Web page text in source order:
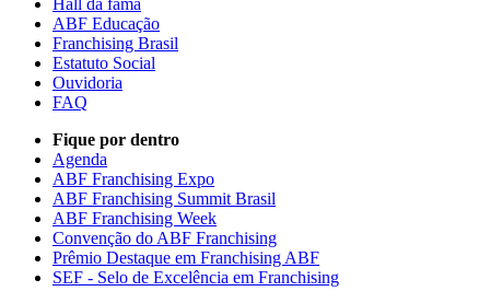
Hall da fama
ABF Educação
Franchising Brasil
Estatuto Social
Ouvidoria
FAQ
Fique por dentro
Agenda
ABF Franchising Expo
ABF Franchising Summit Brasil
ABF Franchising Week
Convenção do ABF Franchising
Prêmio Destaque em Franchising ABF
SEF - Selo de Excelência em Franchising